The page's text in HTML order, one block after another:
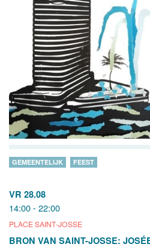
VR 28.08
14:00 - 22:00
PLACE SAINT-JOSSE
GEMEENTELIJK FEEST
BRON VAN SAINT-JOSSE: